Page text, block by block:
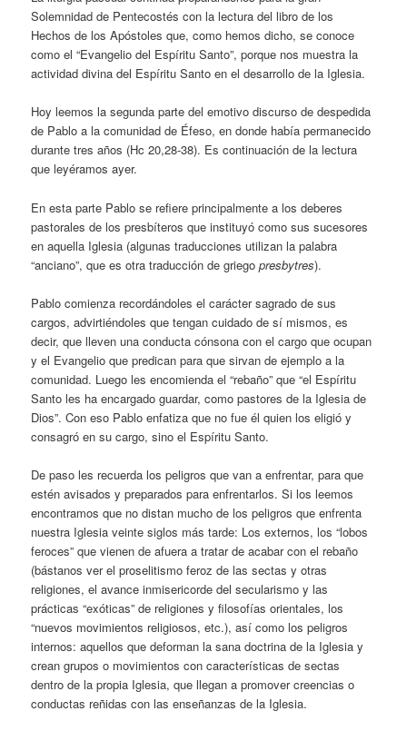
Solemnidad de Pentecostés con la lectura del libro de los
Hechos de los Apóstoles que, como hemos dicho, se conoce
como el “Evangelio del Espíritu Santo”, porque nos muestra la
actividad divina del Espíritu Santo en el desarrollo de la Iglesia.
Hoy leemos la segunda parte del emotivo discurso de despedida
de Pablo a la comunidad de Éfeso, en donde había permanecido
durante tres años (Hc 20,28-38). Es continuación de la lectura
que leyéramos ayer.
En esta parte Pablo se refiere principalmente a los deberes
pastorales de los presbíteros que instituyó como sus sucesores
en aquella Iglesia (algunas traducciones utilizan la palabra
“anciano”, que es otra traducción de griegopresbytres).
Pablo comienza recordándoles el carácter sagrado de sus
cargos, advirtiéndoles que tengan cuidado de sí mismos, es
decir, que lleven una conducta cónsona con el cargo que ocupan
y el Evangelio que predican para que sirvan de ejemplo a la
comunidad. Luego les encomienda el “rebaño” que “el Espíritu
Santo les ha encargado guardar, como pastores de la Iglesia de
Dios”. Con eso Pablo enfatiza que no fue él quien los eligió y
consagró en su cargo, sino el Espíritu Santo.
De paso les recuerda los peligros que van a enfrentar, para que
estén avisados y preparados para enfrentarlos. Si los leemos
encontramos que no distan mucho de los peligros que enfrenta
nuestra Iglesia veinte siglos más tarde: Los externos, los “lobos
feroces” que vienen de afuera a tratar de acabar con el rebaño
(bástanos ver el proselitismo feroz de las sectas y otras
religiones, el avance inmisericorde del secularismo y las
prácticas “exóticas” de religiones y filosofías orientales, los
“nuevos movimientos religiosos, etc.), así como los peligros
internos: aquellos que deforman la sana doctrina de la Iglesia y
crean grupos o movimientos con características de sectas
dentro de la propia Iglesia, que llegan a promover creencias o
conductas reñidas con las enseñanzas de la Iglesia.